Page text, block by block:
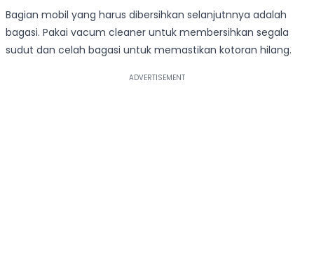
Bagian mobil yang harus dibersihkan selanjutnnya adalah
bagasi. Pakai vacum cleaner untuk membersihkan segala
sudut dan celah bagasi untuk memastikan kotoran hilang.